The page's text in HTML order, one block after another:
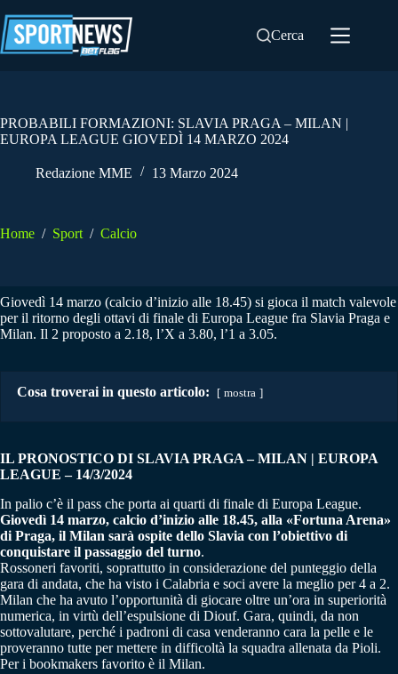
al
contenuto
Cerca
PROBABILI FORMAZIONI: SLAVIA PRAGA – MILAN |
EUROPA LEAGUE GIOVEDÌ 14 MARZO 2024
Redazione MME 13 Marzo 2024
Home / Sport / Calcio
Giovedì 14 marzo (calcio d’inizio alle 18.45) si gioca il match valevole
per il ritorno degli ottavi di finale di Europa League fra Slavia Praga e
Milan. Il 2 proposto a 2.18, l’X a 3.80, l’1 a 3.05.
Cosa troverai in questo articolo: mostra
IL PRONOSTICO DI SLAVIA PRAGA – MILAN | EUROPA
LEAGUE – 14/3/2024
In palio c’è il pass che porta ai quarti di finale di Europa League.
Giovedì 14 marzo, calcio d’inizio alle 18.45, alla «Fortuna Arena»
di Praga, il Milan sarà ospite dello Slavia con l’obiettivo di
conquistare il passaggio del turno.
Rossoneri favoriti, soprattutto in considerazione del punteggio della
gara di andata, che ha visto i Calabria e soci avere la meglio per 4 a 2.
Milan che ha avuto l’opportunità di giocare oltre un’ora in superiorità
numerica, in virtù dell’espulsione di Diouf. Gara, quindi, da non
sottovalutare, perché i padroni di casa venderanno cara la pelle e le
proveranno tutte per mettere in difficoltà la squadra allenata da Pioli.
Per i bookmakers favorito è il Milan.